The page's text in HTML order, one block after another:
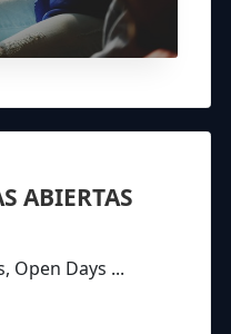
ABIERTAS
Open Days ...